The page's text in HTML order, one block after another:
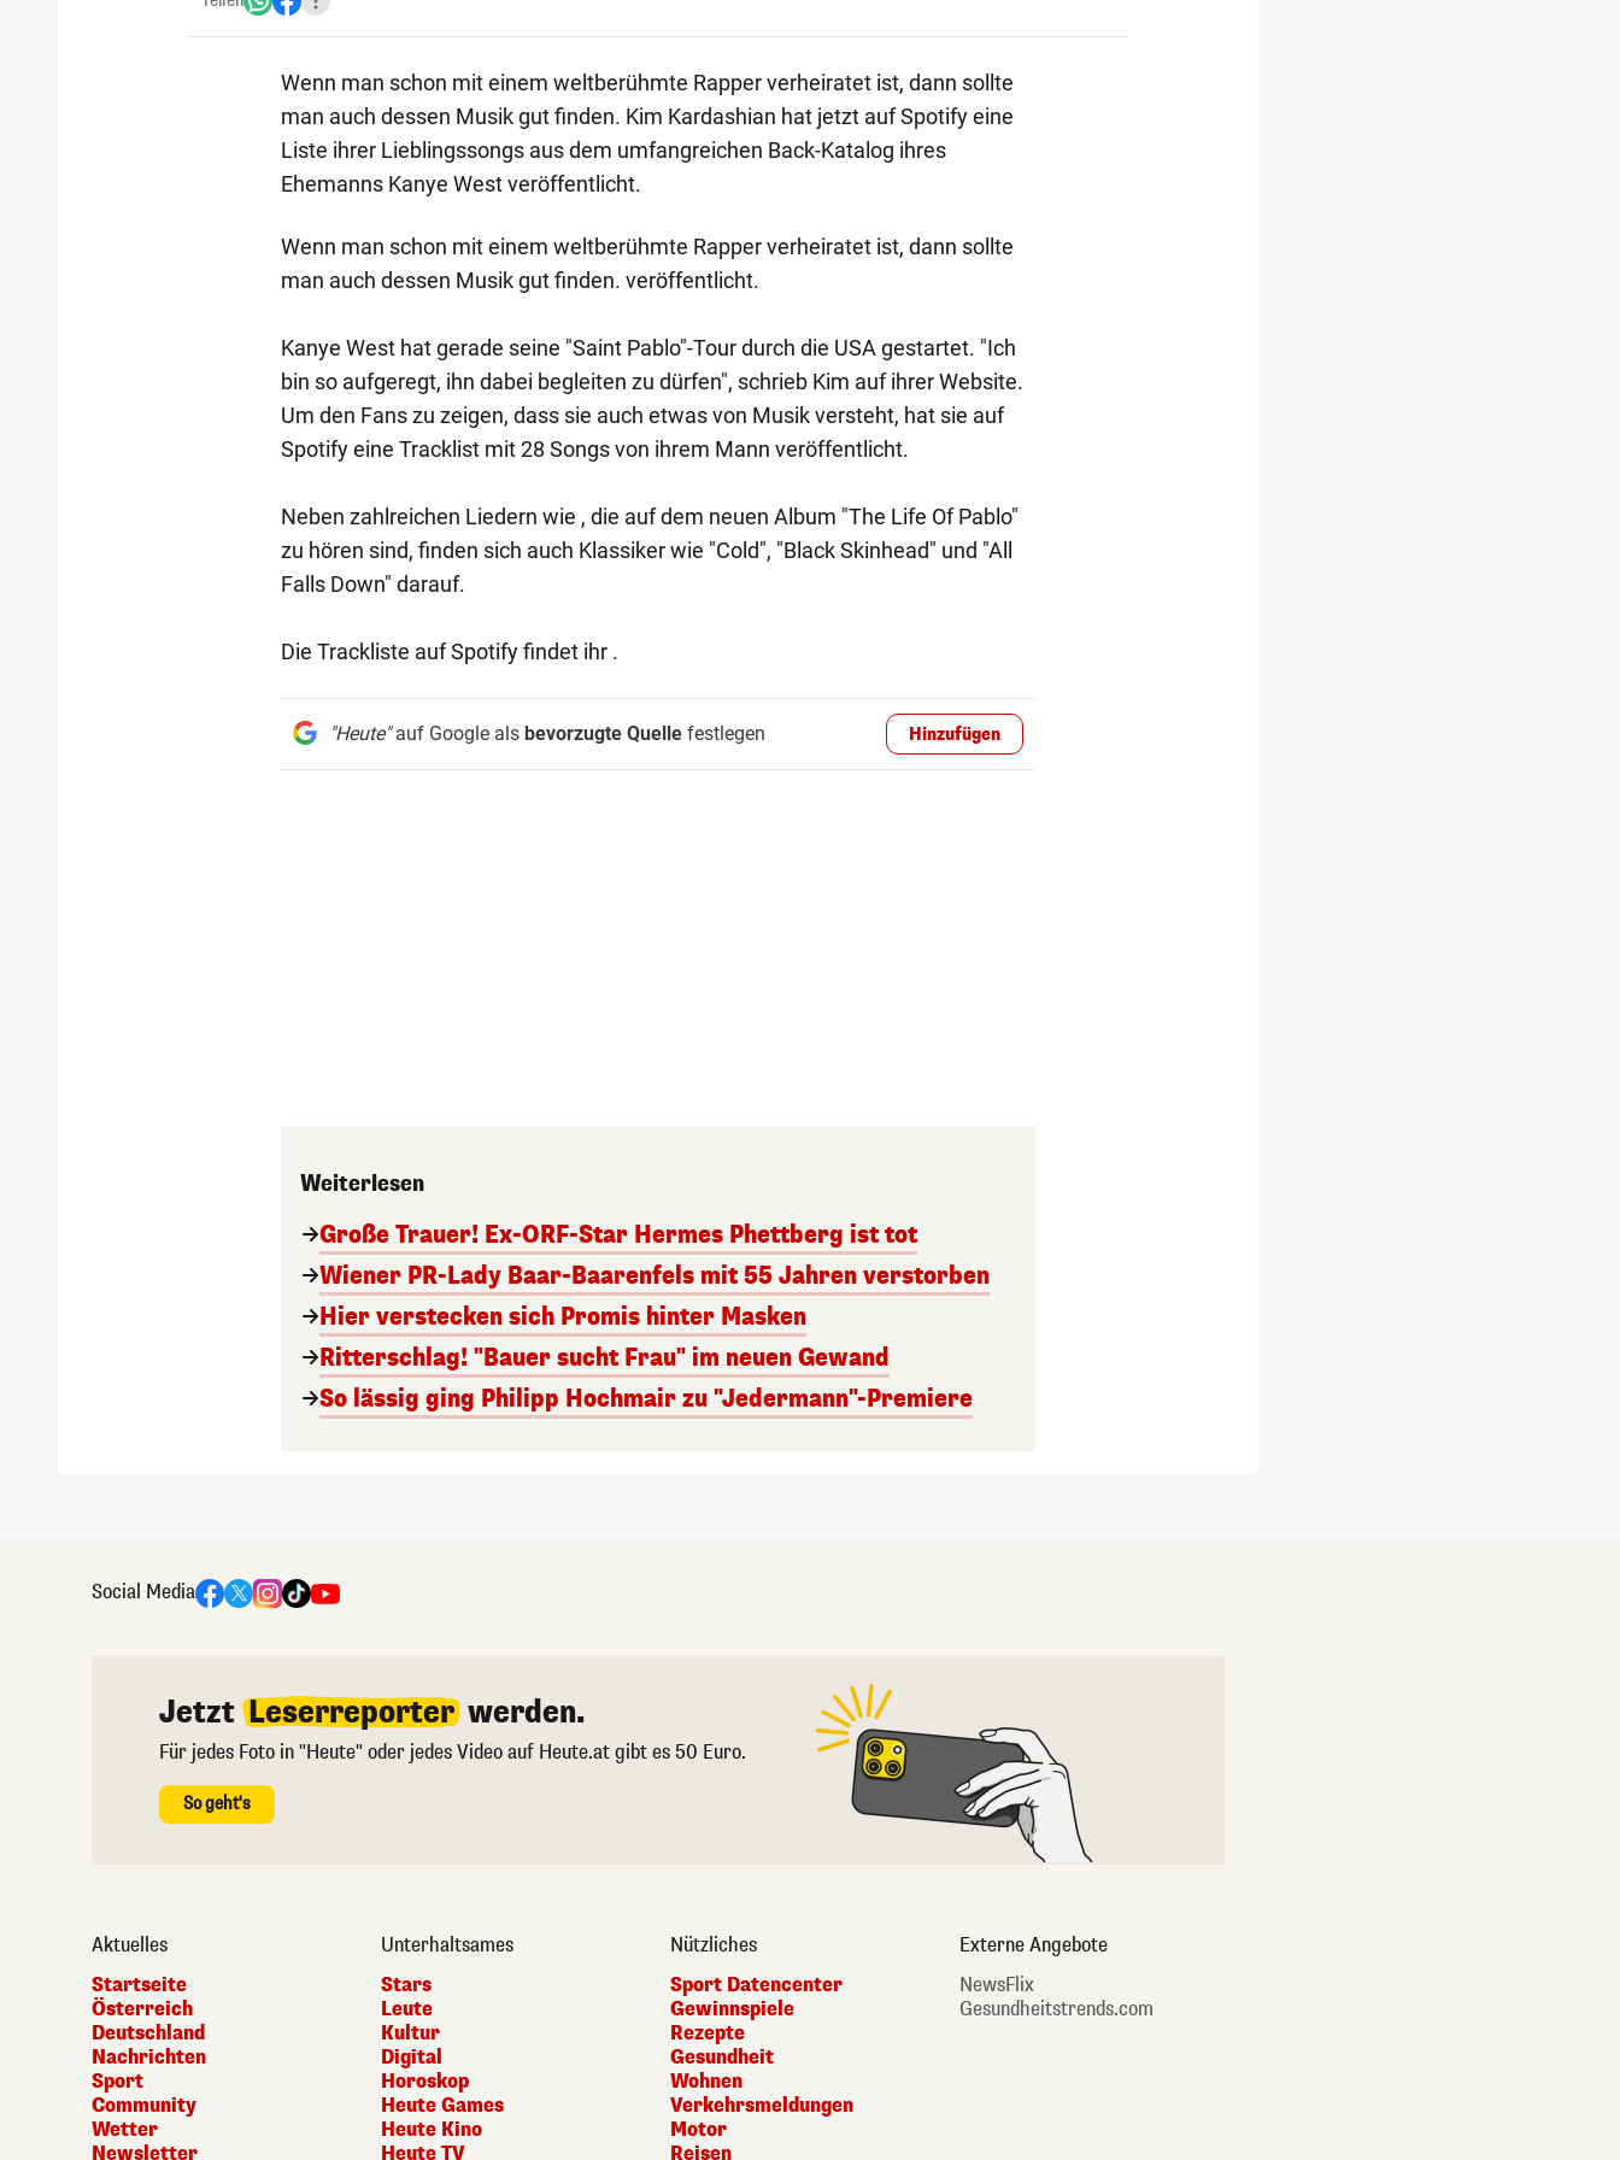
Wenn man schon mit einem weltberühmte Rapper verheiratet ist, dann sollte
man auch dessen Musik gut finden. Kim Kardashian hat jetzt auf Spotify eine
Liste ihrer Lieblingssongs aus dem umfangreichen Back-Katalog ihres
Ehemanns Kanye West veröffentlicht.
Wenn man schon mit einem weltberühmte Rapper verheiratet ist, dann sollte
man auch dessen Musik gut finden. veröffentlicht.
Kanye West hat gerade seine "Saint Pablo"-Tour durch die USA gestartet. "Ich
bin so aufgeregt, ihn dabei begleiten zu dürfen", schrieb Kim auf ihrer Website.
Um den Fans zu zeigen, dass sie auch etwas von Musik versteht, hat sie auf
Spotify eine Tracklist mit 28 Songs von ihrem Mann veröffentlicht.
Neben zahlreichen Liedern wie , die auf dem neuen Album "The Life Of Pablo"
zu hören sind, finden sich auch Klassiker wie "Cold", "Black Skinhead" und "All
Falls Down" darauf.
Die Trackliste auf Spotify findet ihr .
"Heute"auf Google als bevorzugte Quellefestlegen Hinzufügen
Weiterlesen
Große Trauer! Ex-ORF-Star Hermes Phettberg ist tot
Wiener PR-Lady Baar-Baarenfels mit 55 Jahren verstorben
Hier verstecken sich Promis hinter Masken
Ritterschlag! "Bauer sucht Frau" im neuen Gewand
So lässig ging Philipp Hochmair zu "Jedermann"-Premiere
Social Media
Jetzt Leserreporter werden.
Für jedes Foto in "Heute" oder jedes Video auf Heute.at gibt es 50 Euro.
So geht's
Aktuelles
Startseite
Österreich
Deutschland
Nachrichten
Sport
Community
Wetter
Newsletter
Unterhaltsames
Stars
Leute
Kultur
Digital
Horoskop
Heute Games
Heute Kino
Heute TV
Nützliches
Sport Datencenter
Gewinnspiele
Rezepte
Gesundheit
Wohnen
Verkehrsmeldungen
Motor
Reisen
Externe Angebote
NewsFlix
Gesundheitstrends.com